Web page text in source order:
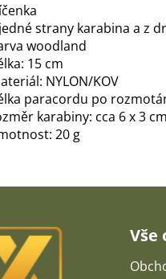
strany karabina a z
woodland
15 cm
NYLON/KOV
paracordu po
karabiny: cca 6 x 3
20 g
Vše